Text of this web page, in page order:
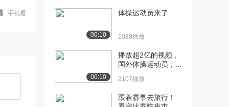
手机看
00:10
体操运动员来了
1088播放
00:10
播放超2亿的视频，
国外体操运动员，...
2107播放
跟着赛事去旅行！